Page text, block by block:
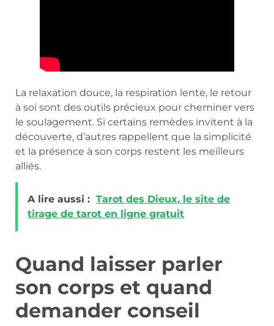
La relaxation douce, la respiration lente, le retour
à soi sont des outils précieux pour cheminer vers
le soulagement. Si certains remèdes invitent à la
découverte, d’autres rappellent que la simplicité
et la présence à son corps restent les meilleurs
alliés.
A lire aussi : Tarot des Dieux, le site de
tirage de tarot en ligne gratuit
Quand laisser parler
son corps et quand
demander conseil